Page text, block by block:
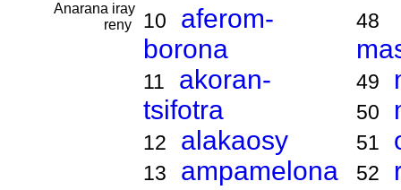
Anarana iray
reny
10
aferom-
borona
11
akoran-
tsifotra
12 alakaosy
13 ampamelona
48
49
50
51
52